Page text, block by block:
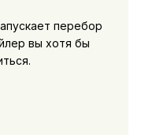
перебор
вы хотя бы